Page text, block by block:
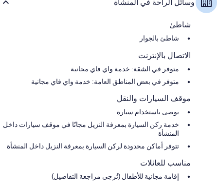
وسائل الراحة في المنشأة
شاطئ
شاطئ بالجوار
الاتصال بالإنترنت
متوفر في الشقة: خدمة واي فاي مجانية
متوفر في بعض المناطق العامة: خدمة واي فاي مجانية
موقف السيارات والنقل
يوصى باستخدام سيارة
خدمة ركن السيارة بمعرفة النزيل مجانًا في موقف سيارات داخل
المنشأة
تتوفر أماكن محدودة لركن السيارة بمعرفة النزيل داخل المنشأة
مناسب للعائلات
إقامة مجانية للأطفال (تُرجى مراجعة التفاصيل)